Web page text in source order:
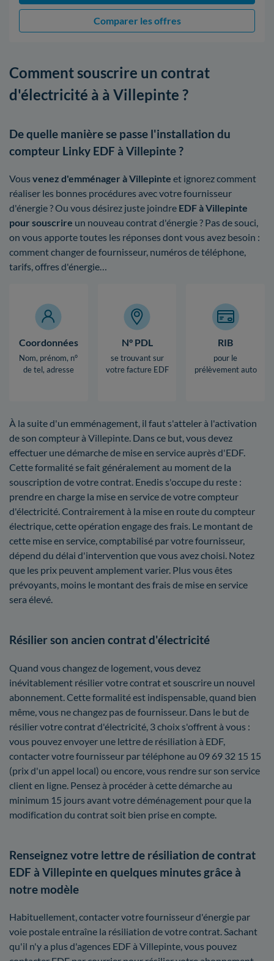
Comparer les offres
Comment souscrire un contrat
d'électricité à à Villepinte ?
De quelle manière se passe l'installation du
compteur Linky EDF à Villepinte ?
Vous venez d'emménager à Villepinte et ignorez comment
réaliser les bonnes procédures avec votre fournisseur
d'énergie ? Ou vous désirez juste joindre EDF à Villepinte
pour souscrire un nouveau contrat d'énergie ? Pas de souci,
on vous apporte toutes les réponses dont vous avez besoin :
comment changer de fournisseur, numéros de téléphone,
tarifs, offres d'énergie…
Coordonnées
Nom, prénom, n°
de tel, adresse
N° PDL
se trouvant sur
votre facture EDF
RIB
pour le
prélèvement auto
À la suite d'un emménagement, il faut s'atteler à l'activation
de son compteur à Villepinte. Dans ce but, vous devez
effectuer une démarche de mise en service auprès d'EDF.
Cette formalité se fait généralement au moment de la
souscription de votre contrat. Enedis s'occupe du reste :
prendre en charge la mise en service de votre compteur
d'électricité. Contrairement à la mise en route du compteur
électrique, cette opération engage des frais. Le montant de
cette mise en service, comptabilisé par votre fournisseur,
dépend du délai d'intervention que vous avez choisi. Notez
que les prix peuvent amplement varier. Plus vous êtes
prévoyants, moins le montant des frais de mise en service
sera élevé.
Résilier son ancien contrat d'électricité
Quand vous changez de logement, vous devez
inévitablement résilier votre contrat et souscrire un nouvel
abonnement. Cette formalité est indispensable, quand bien
même, vous ne changez pas de fournisseur. Dans le but de
résilier votre contrat d'électricité, 3 choix s'offrent à vous :
vous pouvez envoyer une lettre de résiliation à EDF,
contacter votre fournisseur par téléphone au 09 69 32 15 15
(prix d'un appel local) ou encore, vous rendre sur son service
client en ligne. Pensez à procéder à cette démarche au
minimum 15 jours avant votre déménagement pour que la
modification du contrat soit bien prise en compte.
Renseignez votre lettre de résiliation de contrat
EDF à Villepinte en quelques minutes grâce à
notre modèle
Habituellement, contacter votre fournisseur d'énergie par
voie postale entraîne la résiliation de votre contrat. Sachant
qu'il n'y a plus d'agences EDF à Villepinte, vous pouvez